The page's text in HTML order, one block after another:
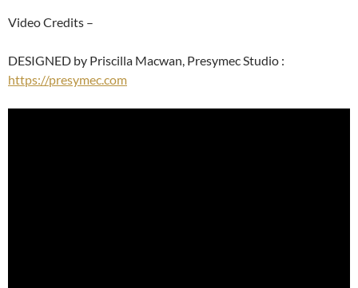
Video Credits –
DESIGNED by Priscilla Macwan, Presymec Studio :
https://presymec.com